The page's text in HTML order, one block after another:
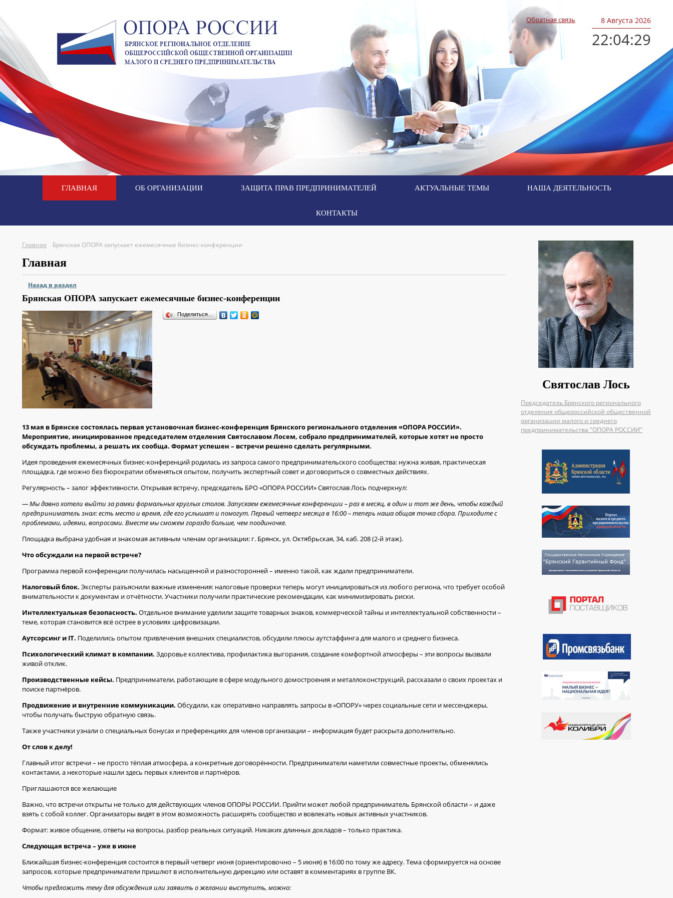
Обратная связь 8Августа 2026
22:04:30
ГЛАВНАЯ ОБ ОРГАНИЗАЦИИ ЗАЩИТА ПРАВ ПРЕДПРИНИМАТЕЛЕЙ АКТУАЛЬНЫЕ ТЕМЫ НАША ДЕЯТЕЛЬНОСТЬ
КОНТАКТЫ
Святослав Лось
Председатель Брянского регионального
отделения общероссийской общественной
организации малого и среднего
предпринимательства "ОПОРА РОССИИ"
Главная Брянская ОПОРА запускает ежемесячные бизнес-конференции
Главная
Назад в раздел
Брянская ОПОРА запускает ежемесячные бизнес-конференции
Поделиться…
13 мая в Брянске состоялась первая установочная бизнес-конференция Брянского регионального отделения «ОПОРА РОССИИ».
Мероприятие, инициированное председателем отделения Святославом Лосем, собрало предпринимателей, которые хотят не просто
обсуждать проблемы, а решать их сообща. Формат успешен – встречи решено сделать регулярными.
Идея проведения ежемесячных бизнес-конференций родилась из запроса самого предпринимательского сообщества: нужна живая, практическая
площадка, где можно без бюрократии обменяться опытом, получить экспертный совет и договориться о совместных действиях.
Регулярность – залог эффективности. Открывая встречу, председатель БРО «ОПОРА РОССИИ» Святослав Лось подчеркнул:
— Мы давно хотели выйти за рамки формальных круглых столов. Запускаем ежемесячные конференции – раз в месяц, в один и тот же день, чтобы каждый
предприниматель знал: есть место и время, где его услышат и помогут. Первый четверг месяца в 16:00 – теперь наша общая точка сбора. Приходите с
проблемами, идеями, вопросами. Вместе мы сможем гораздо больше, чем поодиночке.
Площадка выбрана удобная и знакомая активным членам организации: г. Брянск, ул. Октябрьская, 34, каб. 208 (2-й этаж).
Что обсуждали на первой встрече?
Программа первой конференции получилась насыщенной и разносторонней – именно такой, как ждали предприниматели.
Налоговый блок. Эксперты разъяснили важные изменения: налоговые проверки теперь могут инициироваться из любого региона, что требует особой
внимательности к документам и отчётности. Участники получили практические рекомендации, как минимизировать риски.
Интеллектуальная безопасность. Отдельное внимание уделили защите товарных знаков, коммерческой тайны и интеллектуальной собственности –
теме, которая становится всё острее в условиях цифровизации.
Аутсорсинг и IT. Поделились опытом привлечения внешних специалистов, обсудили плюсы аутстаффинга для малого и среднего бизнеса.
Психологический климат в компании. Здоровье коллектива, профилактика выгорания, создание комфортной атмосферы – эти вопросы вызвали
живой отклик.
Производственные кейсы. Предприниматели, работающие в сфере модульного домостроения и металлоконструкций, рассказали о своих проектах и
поиске партнёров.
Продвижение и внутренние коммуникации. Обсудили, как оперативно направлять запросы в «ОПОРУ» через социальные сети и мессенджеры,
чтобы получать быструю обратную связь.
Также участники узнали о специальных бонусах и преференциях для членов организации – информация будет раскрыта дополнительно.
От слов к делу!
Главный итог встречи – не просто тёплая атмосфера, а конкретные договорённости. Предприниматели наметили совместные проекты, обменялись
контактами, а некоторые нашли здесь первых клиентов и партнёров.
Приглашаются все желающие
Важно, что встречи открыты не только для действующих членов ОПОРЫ РОССИИ. Прийти может любой предприниматель Брянской области – и даже
взять с собой коллег. Организаторы видят в этом возможность расширять сообщество и вовлекать новых активных участников.
Формат: живое общение, ответы на вопросы, разбор реальных ситуаций. Никаких длинных докладов – только практика.
Следующая встреча – уже в июне
Ближайшая бизнес-конференция состоится в первый четверг июня (ориентировочно – 5 июня) в 16:00 по тому же адресу. Тема сформируется на основе
запросов, которые предприниматели пришлют в исполнительную дирекцию или оставят в комментариях в группе ВК.
Чтобы предложить тему для обсуждения или заявить о желании выступить, можно: